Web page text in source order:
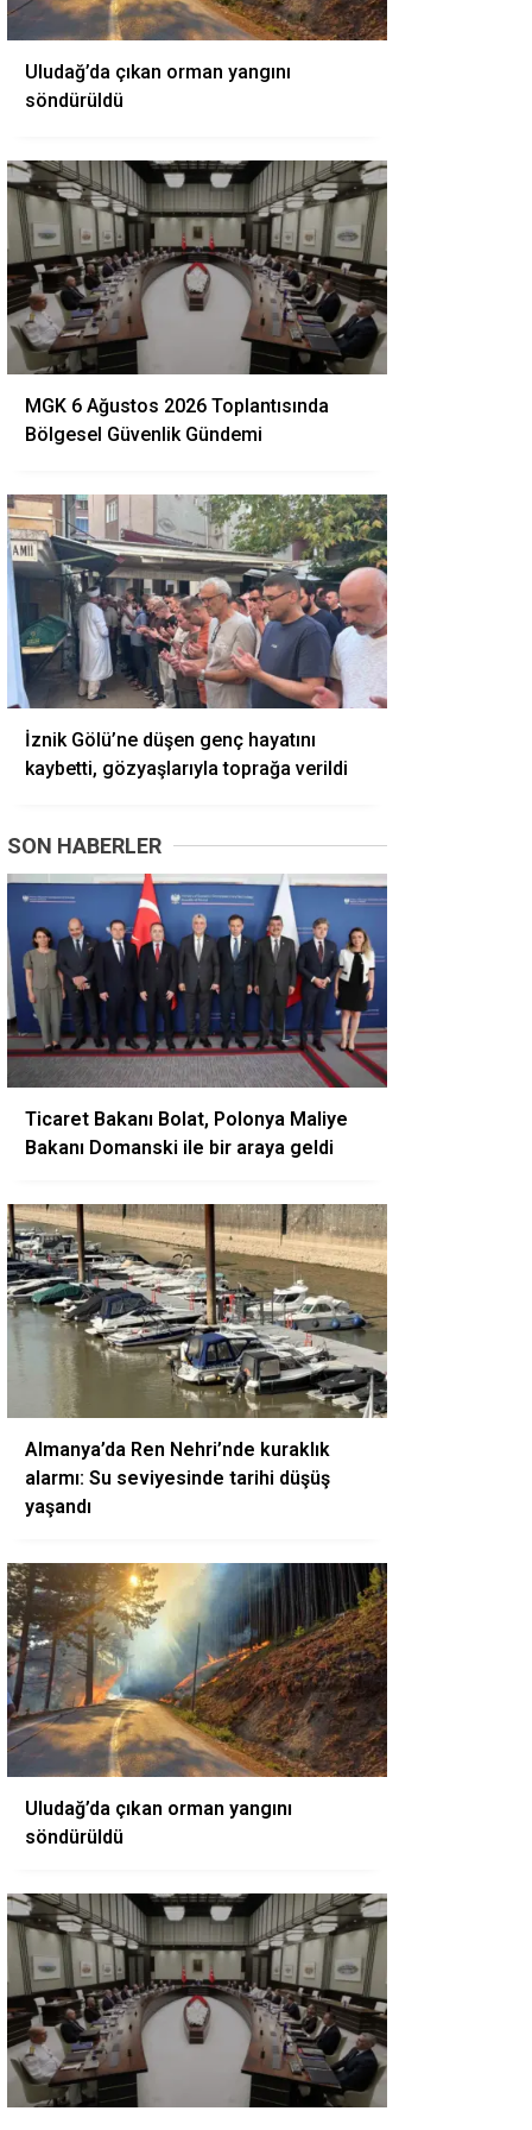
Uludağ’da çıkan orman yangını
söndürüldü
MGK 6 Ağustos 2026 Toplantısında
Bölgesel Güvenlik Gündemi
İznik Gölü’ne düşen genç hayatını
kaybetti, gözyaşlarıyla toprağa verildi
SON HABERLER
Ticaret Bakanı Bolat, Polonya Maliye
Bakanı Domanski ile bir araya geldi
Almanya’da Ren Nehri’nde kuraklık
alarmı: Su seviyesinde tarihi düşüş
yaşandı
Uludağ’da çıkan orman yangını
söndürüldü